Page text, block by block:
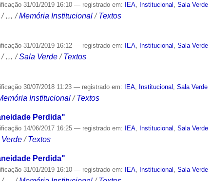
31/01/2019 16:10— registrado em: IEA Institucional ,Sala Verde
/…/Memória Institucional /Textos
31/01/2019 16:12— registrado em: IEA, Institucional ,Sala Verde
/…/Sala Verde /Textos
30/07/2018 11:23— registrado em: IEA, Institucional ,Sala Verde
Institucional /Textos
Perdida"
14/06/2017 16:25— registrado em: IEA Institucional ,Sala Verde
/Textos
Perdida"
31/01/2019 16:10— registrado em: IEA Institucional ,Sala Verde